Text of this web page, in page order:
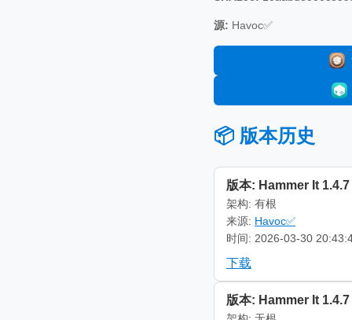
源: Havoc✅
📦 版本历史
版本: Hammer It 1.4.7
架构: 有根
来源: Havoc✅
时间: 2026-03-30
下载
版本: Hammer It 1.4.7